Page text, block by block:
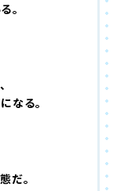
。
なる。
だ。